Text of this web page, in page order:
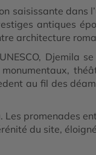
saisissante dans
antiques
architecture
Djemila
au fil des
Les promenades
du site,